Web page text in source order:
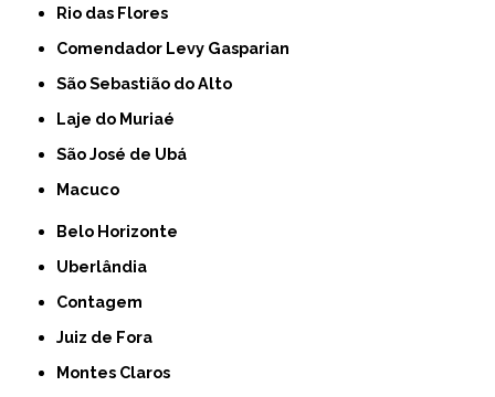
Rio das Flores
Comendador Levy Gasparian
São Sebastião do Alto
Laje do Muriaé
São José de Ubá
Macuco
Belo Horizonte
Uberlândia
Contagem
Juiz de Fora
Montes Claros